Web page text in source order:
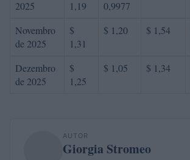
2025
1,19
0,9977
Novembro
de 2025
$
1,31
$ 1,20 $ 1,54
Dezembro
de 2025
$
1,25
$ 1,05 $ 1,34
AUTOR
Giorgia Stromeo